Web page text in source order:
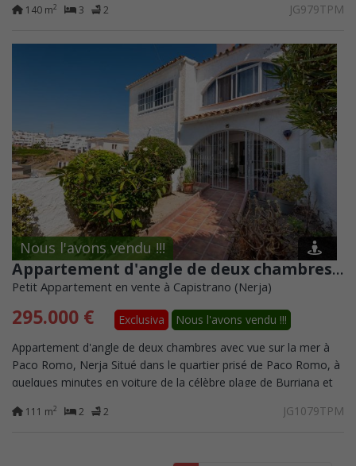
140 m2 3 2 JG979TPM
Nous l'avons vendu !!!
Appartement d'angle de deux chambres avec vue sur la mer à Paco Romo, Nerja
Petit Appartement en vente à Capistrano (Nerja)
295.000 € Exclusiva
Nous l'avons vendu !!!
Appartement d'angle de deux chambres avec vue sur la mer à
Paco Romo, Nerja Situé dans le quartier prisé de Paco Romo, à
quelques minutes en voiture de la célèbre plage de Burriana et
111 m2 2 2 JG1079TPM